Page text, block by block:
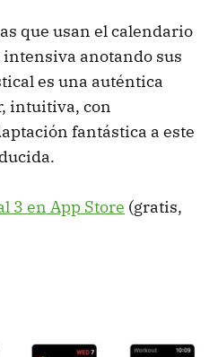
que usan el calendario
anotando sus
es una auténtica
intuitiva, con
fantástica a este
3 en App Store (gratis,